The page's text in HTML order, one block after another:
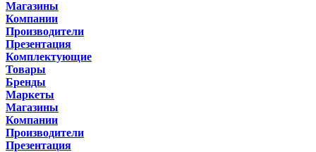
Магазины
Компании
Производители
Презентация
Комплектующие
Товары
Бренды
Маркеты
Магазины
Компании
Производители
Презентация